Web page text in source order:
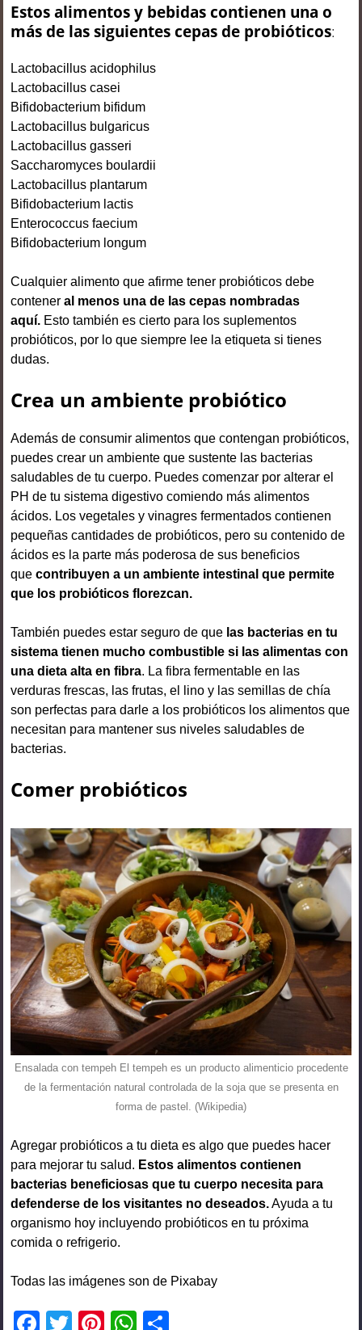
Estos alimentos y bebidas contienen una o
más de las siguientes cepas de probióticos:
Lactobacillus acidophilus
Lactobacillus casei
Bifidobacterium bifidum
Lactobacillus bulgaricus
Lactobacillus gasseri
Saccharomyces boulardii
Lactobacillus plantarum
Bifidobacterium lactis
Enterococcus faecium
Bifidobacterium longum
Cualquier alimento que afirme tener probióticos debe
conteneral menos una de las cepas nombradas
aquí. Esto también es cierto para los suplementos
probióticos, por lo que siempre lee la etiqueta si tienes
dudas.
Crea un ambiente probiótico
Además de consumir alimentos que contengan probióticos,
puedes crear un ambiente que sustente las bacterias
saludables de tu cuerpo. Puedes comenzar por alterar el
PH de tu sistema digestivo comiendo más alimentos
ácidos. Los vegetales y vinagres fermentados contienen
pequeñas cantidades de probióticos, pero su contenido de
ácidos es la parte más poderosa de sus beneficios
quecontribuyen a un ambiente intestinal que permite
que los probióticos florezcan.
También puedes estar seguro de que las bacterias en tu
sistema tienen mucho combustible si las alimentas con
una dieta alta en fibra. La fibra fermentable en las
verduras frescas, las frutas, el lino y las semillas de chía
son perfectas para darle a los probióticos los alimentos que
necesitan para mantener sus niveles saludables de
bacterias.
Comer probióticos
Ensalada con tempeh El tempeh es un producto alimenticio procedente
de la fermentación natural controlada de la soja que se presenta en
forma de pastel​. (Wikipedia)
Agregar probióticos a tu dieta es algo que puedes hacer
para mejorar tu salud. Estos alimentos contienen
bacterias beneficiosas que tu cuerpo necesita para
defenderse de los visitantes no deseados.Ayuda a tu
organismo hoy incluyendo probióticos en tu próxima
comida o refrigerio.
Todas las imágenes son de Pixabay
F
T
Pi
W